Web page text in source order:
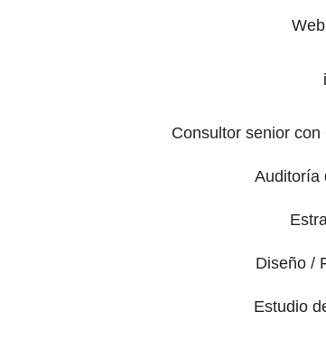
Consultor senior
Auditoría
Diseño /
Estudio